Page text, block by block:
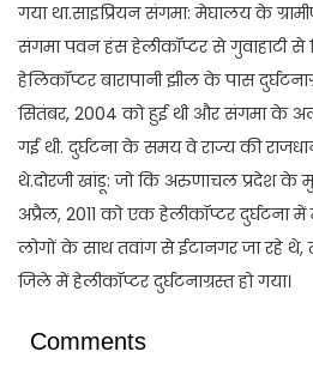
गया था.साइप्रियन संगमा: मेघालय के
संगमा पवन हंस हेलीकॉप्टर से गुवाहाटी
हेलिकॉप्टर बारापानी झील के पास
सितंबर, 2004 को हुई थी और संगमा के
गई थी. दुर्घटना के समय वे राज्य की
थे.दोरजी खांडू: जो कि अरुणाचल प्रदेश के
अप्रैल, 2011 को एक हेलीकॉप्टर दुर्घटना
लोगों के साथ तवांग से ईटानगर जा रहे थे,
जिले में हेलीकॉप्टर दुर्घटनाग्रस्त हो गया।
Comments